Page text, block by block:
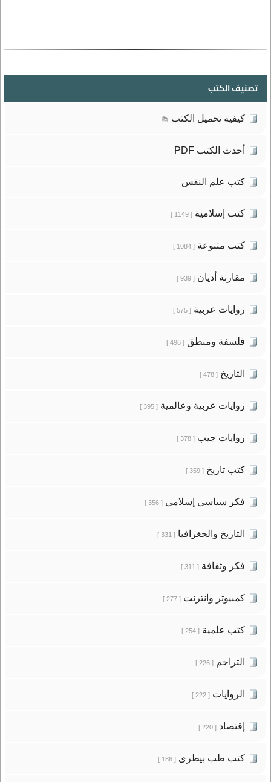
تصنيف الكتب
كيفية تحميل الكتب 📚
أحدث الكتب PDF
كتب علم النفس
كتب إسلامية[ 1149 ]
كتب متنوعة[ 1084 ]
مقارنة أديان[ 939 ]
روايات عربية[ 575 ]
فلسفة ومنطق[ 496 ]
التاريخ[ 478 ]
روايات عربية وعالمية[ 395 ]
روايات جيب[ 378 ]
كتب تاريخ[ 359 ]
فكر سياسى إسلامى[ 356 ]
التاريخ والجغرافيا[ 331 ]
فكر وثقافة[ 311 ]
كمبيوتر وانترنت[ 277 ]
كتب علمية[ 254 ]
التراجم[ 226 ]
الروايات[ 222 ]
إقتصاد[ 220 ]
كتب طب بيطرى[ 186 ]